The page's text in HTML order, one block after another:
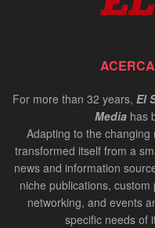
For more than 32 years, El
Media has
Adapting to the
transformed itself from a
news and information
niche publications,
networking, and events
specific needs of